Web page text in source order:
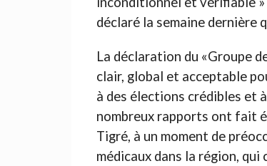
déclaré la semaine dernière
La déclaration du «Groupe
clair, global et acceptable
à des élections crédibles et
nombreux rapports ont fait
Tigré, à un moment de
médicaux dans la région,